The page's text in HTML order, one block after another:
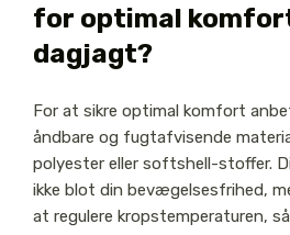
for optimal
dagjagt?
For at sikre optimal komfort
åndbare og fugtafvisende
polyester eller softshell-stoffer.
ikke blot din bevægelsesfrihed,
at regulere kropstemperaturen,